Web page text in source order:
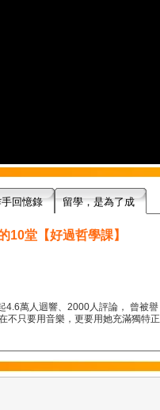
回憶錄 留學，是為了成
10堂【好過哲學課】
4.6萬人迴響、2000人評論， 曾被譽
不只要用音樂，更要用她充滿獨特正